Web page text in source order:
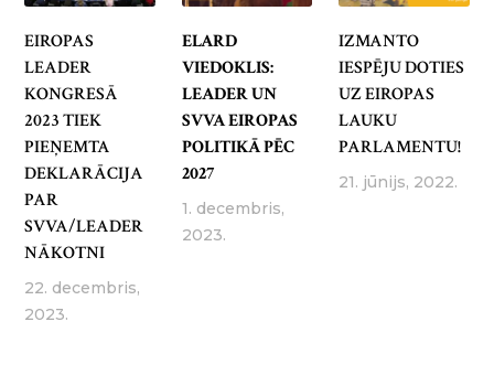
EIROPAS
LEADER
KONGRESĀ
2023 TIEK
PIEŅEMTA
DEKLARĀCIJA
PAR
SVVA/LEADER
NĀKOTNI
22. decembris,
2023.
ELARD
VIEDOKLIS:
LEADER UN
SVVA EIROPAS
POLITIKĀ PĒC
2027
1. decembris,
2023.
IZMANTO
IESPĒJU DOTIES
UZ EIROPAS
LAUKU
PARLAMENTU!
21. jūnijs, 2022.